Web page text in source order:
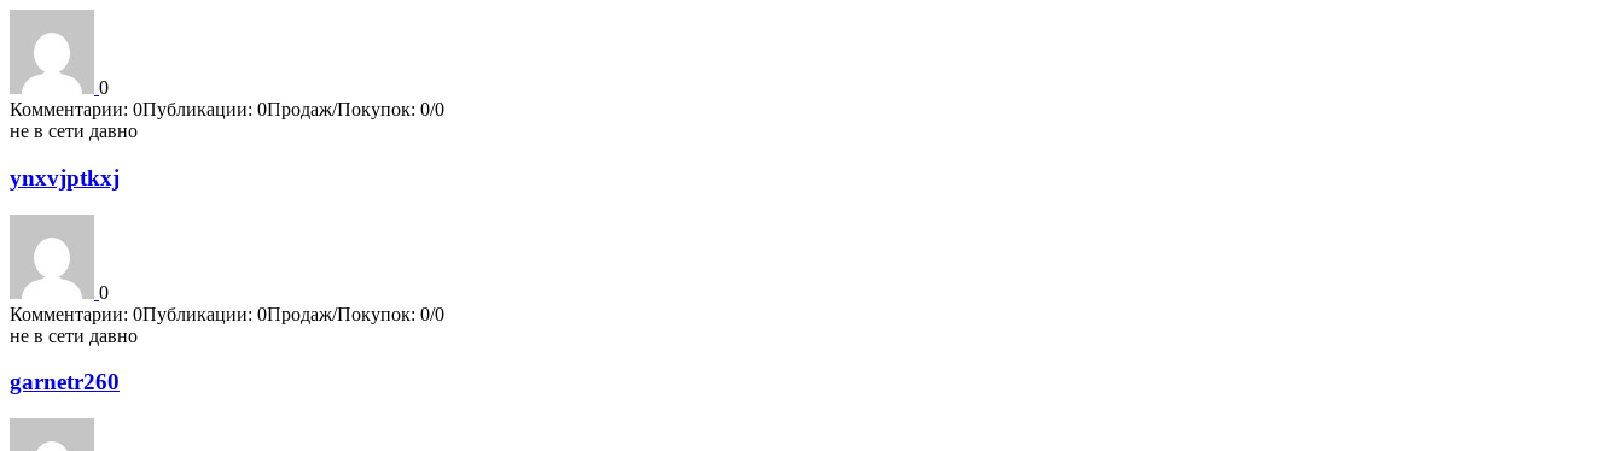
0
Комментарии: 0Публикации: 0Продаж/Покупок: 0/0
не в сети давно
ynxvjptkxj
0
Комментарии: 0Публикации: 0Продаж/Покупок: 0/0
не в сети давно
garnetr260